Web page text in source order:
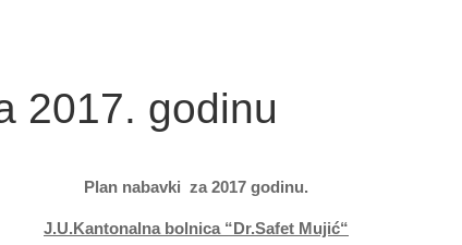
2017. godinu
Plan nabavki za 2017 godinu.
J.U.Kantonalna bolnica “Dr.Safet Mujić“